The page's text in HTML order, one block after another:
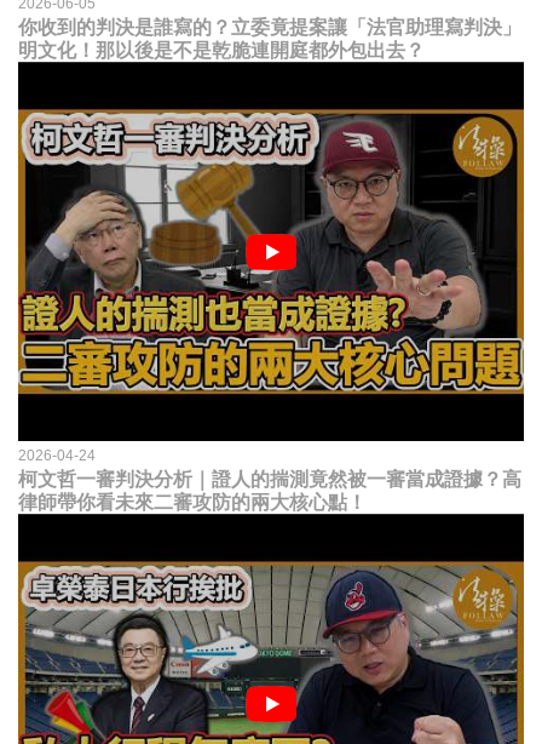
2026-06-05
你收到的判決是誰寫的？立委竟提案讓「法官助理寫判決」
明文化！那以後是不是乾脆連開庭都外包出去？
2026-04-24
柯文哲一審判決分析｜證人的揣測竟然被一審當成證據？高
律師帶你看未來二審攻防的兩大核心點！